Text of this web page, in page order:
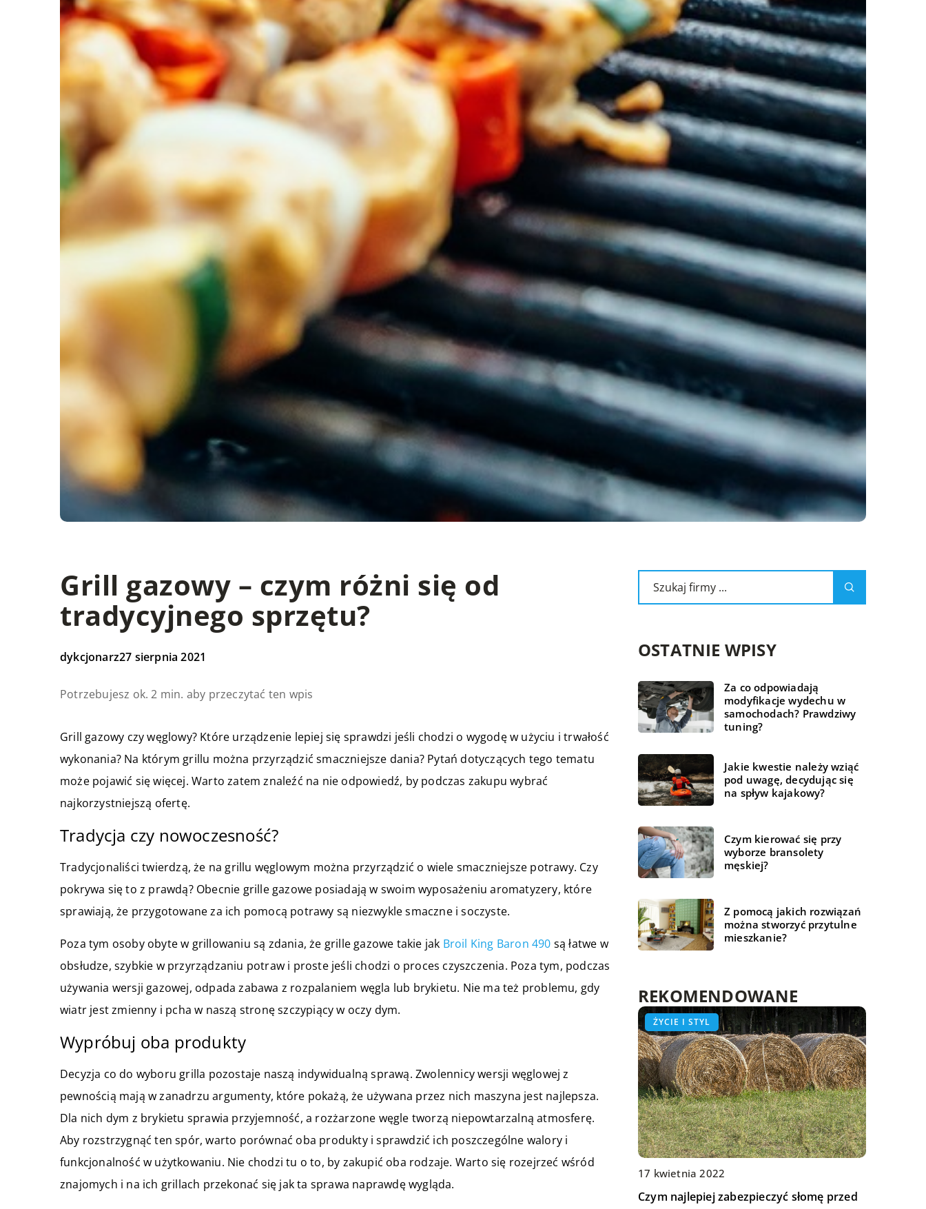
Grill gazowy – czym różni się od
tradycyjnego sprzętu?
dykcjonarz27 sierpnia 2021
Potrzebujesz ok. 2 min. aby przeczytać ten wpis
Grill gazowy czy węglowy? Które urządzenie lepiej się sprawdzi jeśli chodzi o wygodę w użyciu i trwałość
wykonania? Na którym grillu można przyrządzić smaczniejsze dania? Pytań dotyczących tego tematu
może pojawić się więcej. Warto zatem znaleźć na nie odpowiedź, by podczas zakupu wybrać
najkorzystniejszą ofertę.
Tradycja czy nowoczesność?
Tradycjonaliści twierdzą, że na grillu węglowym można przyrządzić o wiele smaczniejsze potrawy. Czy
pokrywa się to z prawdą? Obecnie grille gazowe posiadają w swoim wyposażeniu aromatyzery, które
sprawiają, że przygotowane za ich pomocą potrawy są niezwykle smaczne i soczyste.
Poza tym osoby obyte w grillowaniu są zdania, że grille gazowe takie jak Broil King Baron 490 są łatwe w
obsłudze, szybkie w przyrządzaniu potraw i proste jeśli chodzi o proces czyszczenia. Poza tym, podczas
używania wersji gazowej, odpada zabawa z rozpalaniem węgla lub brykietu. Nie ma też problemu, gdy
wiatr jest zmienny i pcha w naszą stronę szczypiący w oczy dym.
Wypróbuj oba produkty
Decyzja co do wyboru grilla pozostaje naszą indywidualną sprawą. Zwolennicy wersji węglowej z
pewnością mają w zanadrzu argumenty, które pokażą, że używana przez nich maszyna jest najlepsza.
Dla nich dym z brykietu sprawia przyjemność, a rozżarzone węgle tworzą niepowtarzalną atmosferę.
Aby rozstrzygnąć ten spór, warto porównać oba produkty i sprawdzić ich poszczególne walory i
funkcjonalność w użytkowaniu. Nie chodzi tu o to, by zakupić oba rodzaje. Warto się rozejrzeć wśród
znajomych i na ich grillach przekonać się jak ta sprawa naprawdę wygląda.
OSTATNIE WPISY
Za co odpowiadają
modyfikacje wydechu w
samochodach? Prawdziwy
tuning?
Jakie kwestie należy wziąć
pod uwagę, decydując się
na spływ kajakowy?
Czym kierować się przy
wyborze bransolety
męskiej?
Z pomocą jakich rozwiązań
można stworzyć przytulne
mieszkanie?
REKOMENDOWANE
ŻYCIE I STYL
28 lutego 2019
Drewniane czy metalowe – jakie meble
wybrać do biura?
ŻYCIE I STYL
17 kwietnia 2022
Czym najlepiej zabezpieczyć słomę przed
WSZYSTKO WOKÓŁ DOMU
05 stycznia 2019
Jak zaprojektować pokój nastolatka?